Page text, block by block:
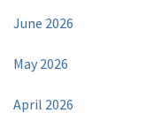
June 2026
May 2026
April 2026